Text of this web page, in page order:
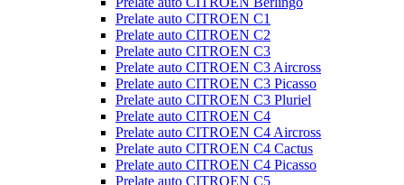
Prelate auto CITROEN C1
Prelate auto CITROEN C2
Prelate auto CITROEN C3
Prelate auto CITROEN C3 Aircross
Prelate auto CITROEN C3 Picasso
Prelate auto CITROEN C3 Pluriel
Prelate auto CITROEN C4
Prelate auto CITROEN C4 Aircross
Prelate auto CITROEN C4 Cactus
Prelate auto CITROEN C4 Picasso
Prelate auto CITROEN C5